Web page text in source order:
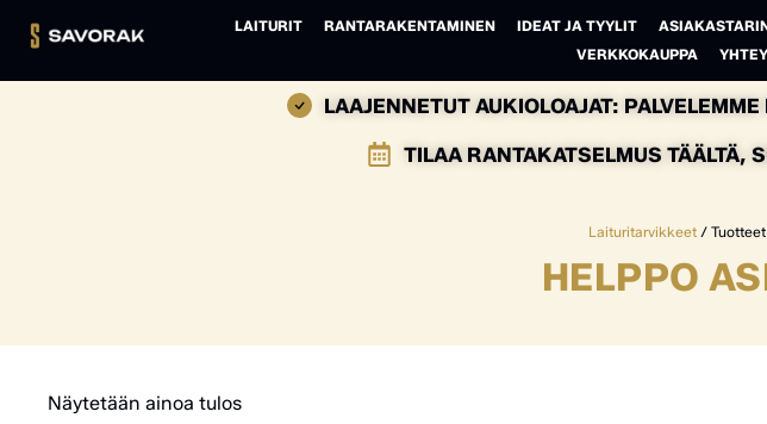
LAITURIT RANTARAKENTAMINEN IDEAT JA TYYLIT
VERKKOKAUPPA
LAAJENNETUT AUKIOLOAJAT:
TILAA RANTAKATSELMUS TÄÄLTÄ,
Laituritarvikkeet/ Tuotteet
HELPPO
Näytetään ainoa tulos